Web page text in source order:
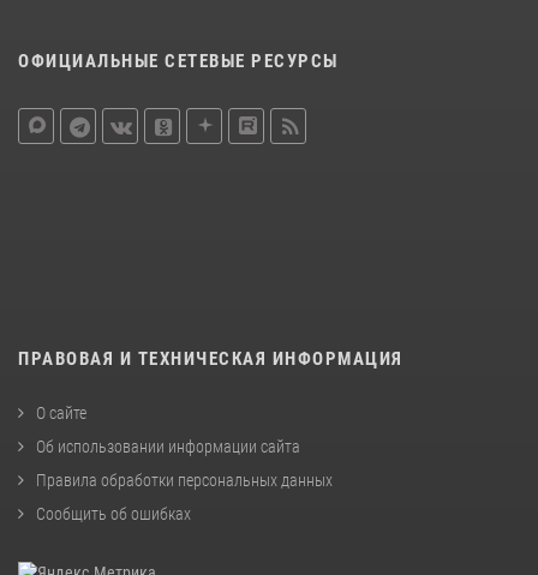
ОФИЦИАЛЬНЫЕ СЕТЕВЫЕ РЕСУРСЫ
ПРАВОВАЯ И ТЕХНИЧЕСКАЯ ИНФОРМАЦИЯ
О сайте
Об использовании информации сайта
Правила обработки персональных данных
Сообщить об ошибках